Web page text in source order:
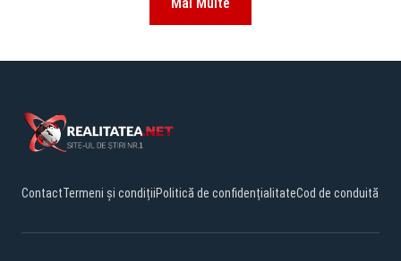
ContactTermeni și condițiiPolitică de confidențialitateCod de conduită